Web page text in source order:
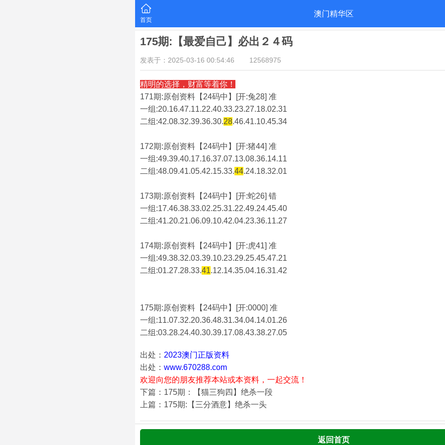
首页
澳门精华区
175期:【最爱自己】必出２４码
发表于：2025-03-16 00:54:46 12568975
精明的选择，财富等着你！
171期:原创资料【24码中】[开:兔28] 准
一组:20.16.47.11.22.40.33.23.27.18.02.31
二组:42.08.32.39.36.30.28.46.41.10.45.34
172期:原创资料【24码中】[开:猪44] 准
一组:49.39.40.17.16.37.07.13.08.36.14.11
二组:48.09.41.05.42.15.33.44.24.18.32.01
173期:原创资料【24码中】[开:蛇26] 错
一组:17.46.38.33.02.25.31.22.49.24.45.40
二组:41.20.21.06.09.10.42.04.23.36.11.27
174期:原创资料【24码中】[开:虎41] 准
一组:49.38.32.03.39.10.23.29.25.45.47.21
二组:01.27.28.33.41.12.14.35.04.16.31.42
175期:原创资料【24码中】[开:0000] 准
一组:11.07.32.20.36.48.31.34.04.14.01.26
二组:03.28.24.40.30.39.17.08.43.38.27.05
出处： 2023澳门正版资料
出处： www.670288.com
欢迎向您的朋友推荐本站或本资料，一起交流！
下篇：175期：【猫三狗四】绝杀一段
上篇：175期:【三分酒意】绝杀一头
返回首页